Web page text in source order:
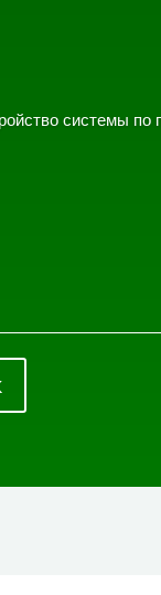
системы по